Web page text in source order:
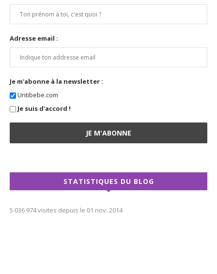
Adresse email :
Je m'abonne à la newsletter :
Untibebe.com
Je suis d'accord !
STATISTIQUES DU BLOG
5 036 974 visites depuis le 01 nov. 2014